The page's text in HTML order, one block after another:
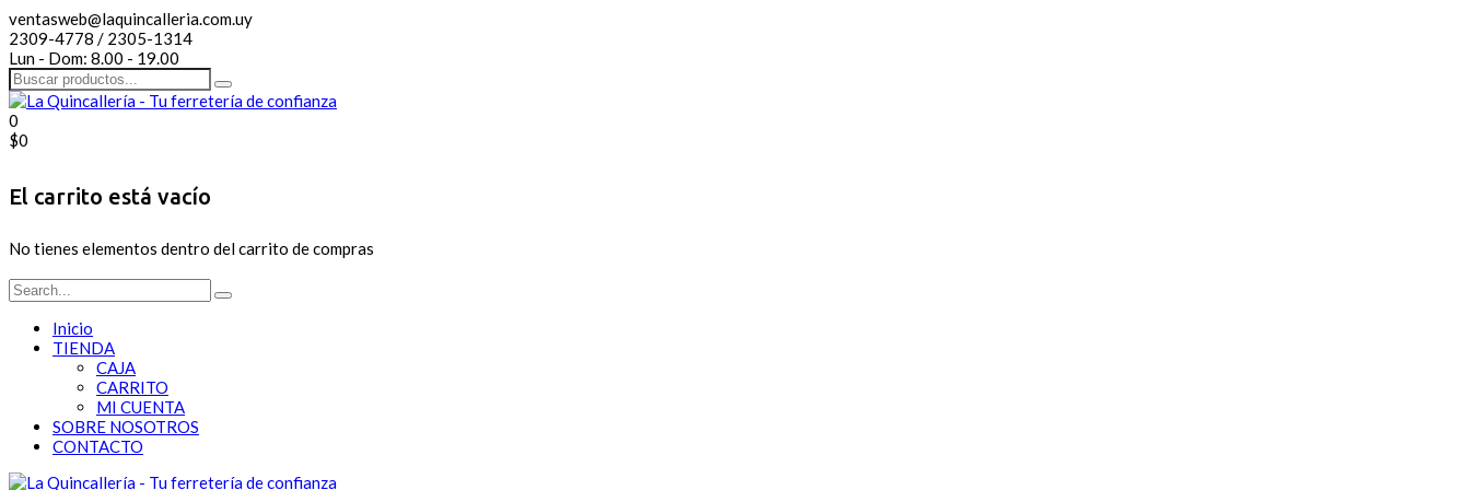
ventasweb@laquincalleria.com.uy
2309-4778 / 2305-1314
Lun - Dom: 8.00 - 19.00
0
$0
El carrito está vacío
No tienes elementos dentro del carrito de compras
Inicio
TIENDA
CAJA
CARRITO
MI CUENTA
SOBRE NOSOTROS
CONTACTO